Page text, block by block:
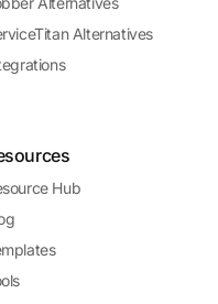
Alternatives
Hub